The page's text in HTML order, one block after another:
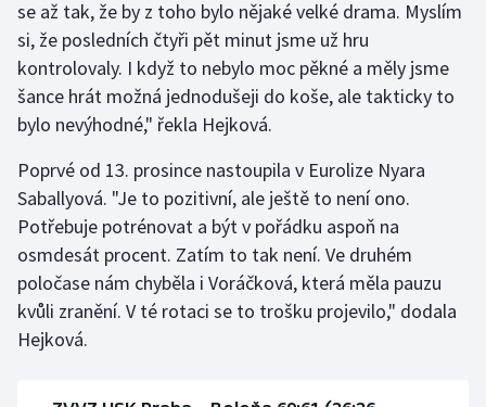
se až tak, že by z toho bylo nějaké velké drama. Myslím
si, že posledních čtyři pět minut jsme už hru
kontrolovaly. I když to nebylo moc pěkné a měly jsme
šance hrát možná jednodušeji do koše, ale takticky to
bylo nevýhodné," řekla Hejková.
Poprvé od 13. prosince nastoupila v Eurolize Nyara
Saballyová. "Je to pozitivní, ale ještě to není ono.
Potřebuje potrénovat a být v pořádku aspoň na
osmdesát procent. Zatím to tak není. Ve druhém
poločase nám chyběla i Voráčková, která měla pauzu
kvůli zranění. V té rotaci se to trošku projevilo," dodala
Hejková.